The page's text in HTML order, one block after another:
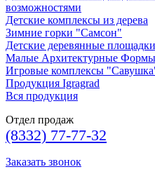
возможностями
Детские комплексы из дерева
Зимние горки "Самсон"
Детские деревянные
Малые Архитектурные
Игровые комплексы
Продукция Igragrad
Вся продукция
Отдел продаж
(8332) 77-77-32
Заказать звонок